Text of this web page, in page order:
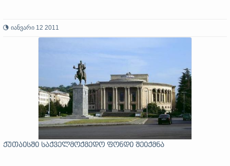
იანვარი 12 2011
ქუთაისში საქველმოქმედო ფონდი შეიქმნა